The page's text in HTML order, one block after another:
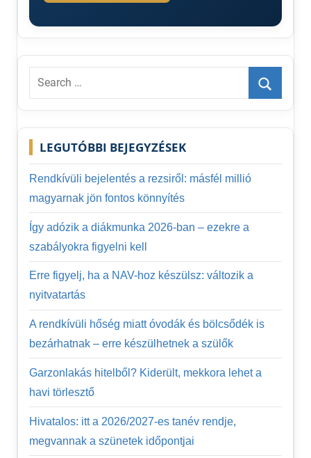
Search
Search
LEGUTÓBBI BEJEGYZÉSEK
Rendkívüli bejelentés a rezsiről: másfél millió
magyarnak jön fontos könnyítés
Így adózik a diákmunka 2026-ban – ezekre a
szabályokra figyelni kell
Erre figyelj, ha a NAV-hoz készülsz: változik a
nyitvatartás
A rendkívüli hőség miatt óvodák és bölcsődék is
bezárhatnak – erre készülhetnek a szülők
Garzonlakás hitelből? Kiderült, mekkora lehet a
havi törlesztő
Hivatalos: itt a 2026/2027-es tanév rendje,
megvannak a szünetek időpontjai